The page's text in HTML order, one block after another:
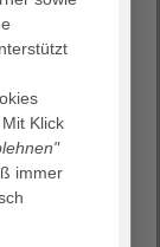
Klick
immer